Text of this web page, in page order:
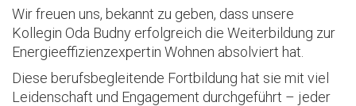
Wir freuen uns, bekannt zu geben, dass unsere
Kollegin Oda Budny erfolgreich die Weiterbildung zur
Energieeffizienzexpertin Wohnen absolviert hat.
Diese berufsbegleitende Fortbildung hat sie mit viel
Leidenschaft und Engagement durchgeführt – jeder